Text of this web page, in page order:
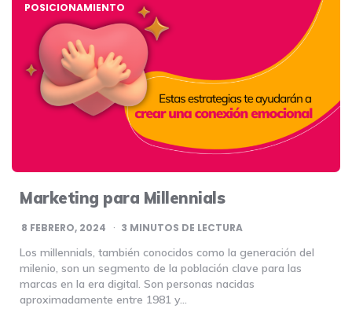
POSICIONAMIENTO
Marketing para Millennials
8 FEBRERO, 2024 3 MINUTOS DE LECTURA
Los millennials, también conocidos como la generación del
milenio, son un segmento de la población clave para las
marcas en la era digital. Son personas nacidas
aproximadamente entre 1981 y…